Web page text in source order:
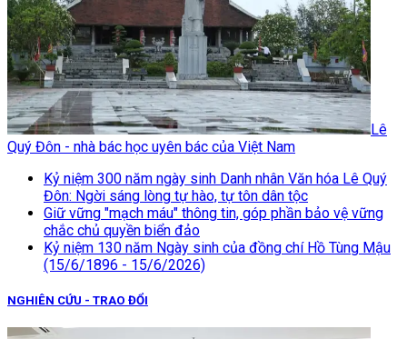
Lê
Quý Đôn - nhà bác học uyên bác của Việt Nam
Kỷ niệm 300 năm ngày sinh Danh nhân Văn hóa Lê Quý
Đôn: Ngời sáng lòng tự hào, tự tôn dân tộc
Giữ vững "mạch máu" thông tin, góp phần bảo vệ vững
chắc chủ quyền biển đảo
Kỷ niệm 130 năm Ngày sinh của đồng chí Hồ Tùng Mậu
(15/6/1896 - 15/6/2026)
NGHIÊN CỨU - TRAO ĐỔI